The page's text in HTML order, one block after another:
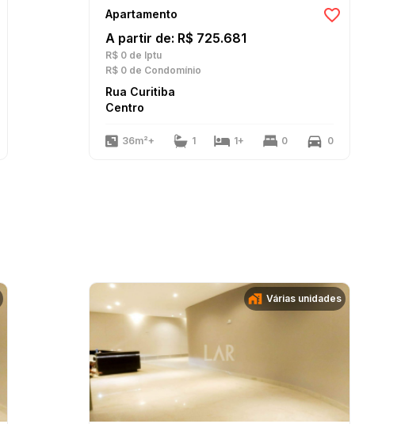
Apartamento
A partir de: R$ 725.681
R$ 0 de Iptu
R$ 0 de Condomínio
Rua Curitiba
Centro
36m²+ 1 1+ 0 0
Várias unidades